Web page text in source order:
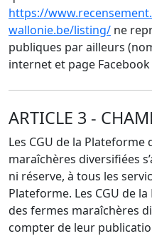
https://
wallonie.be/listing/ ne
publiques par ailleurs
internet et page
ARTICLE 3 -
Les CGU de la
maraîchères diversifiées
ni réserve, à tous les
Plateforme. Les CGU de
des fermes maraîchères
compter de leur